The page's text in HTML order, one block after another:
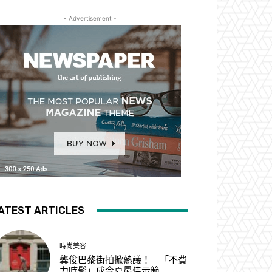
- Advertisement -
ARTICLES
時尚美容
龔俊巴黎街拍掀熱議！ 「不費